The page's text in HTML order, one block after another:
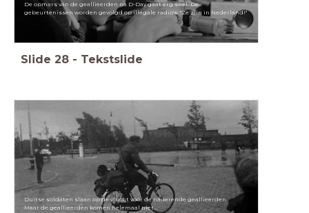
De opmars van de geallieerden na D-Day gaat erg snel. De
gebeurtenissen worden gevolgd op illegale radio's: "Ze zijn in Nederland!"
Slide 28 - Tekstslide
Duitse soldaten slaan op de vlucht voor de naderende geallieerden.
Maar de geallieerden komen helemaal niet...